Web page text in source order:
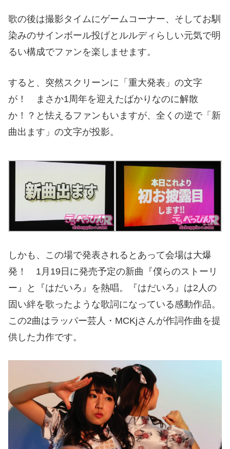
歌の後は撮影タイムにゲームコーナー、そしてお馴
染みのサインボール投げとルルディらしい元気で明
るい構成でファンを楽しませます。
すると、突然スクリーンに「重大発表」の文字
が！ まさか1周年を迎えたばかりなのに解散
か！？と怯えるファンもいますが、全くの逆で「新
曲出ます」の文字が投影。
しかも、この場で発表されるとあって会場は大爆
発！ 1月19日に発売予定の新曲『僕らのストーリ
ー』と『はだいろ』を熱唱。『はだいろ』は2人の
固い絆を歌ったような歌詞になっている感動作品。
この2曲はラッパー芸人・MCKjさんが作詞作曲を提
供した力作です。